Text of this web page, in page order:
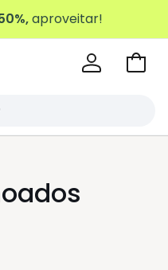
aproveitar!
Ir